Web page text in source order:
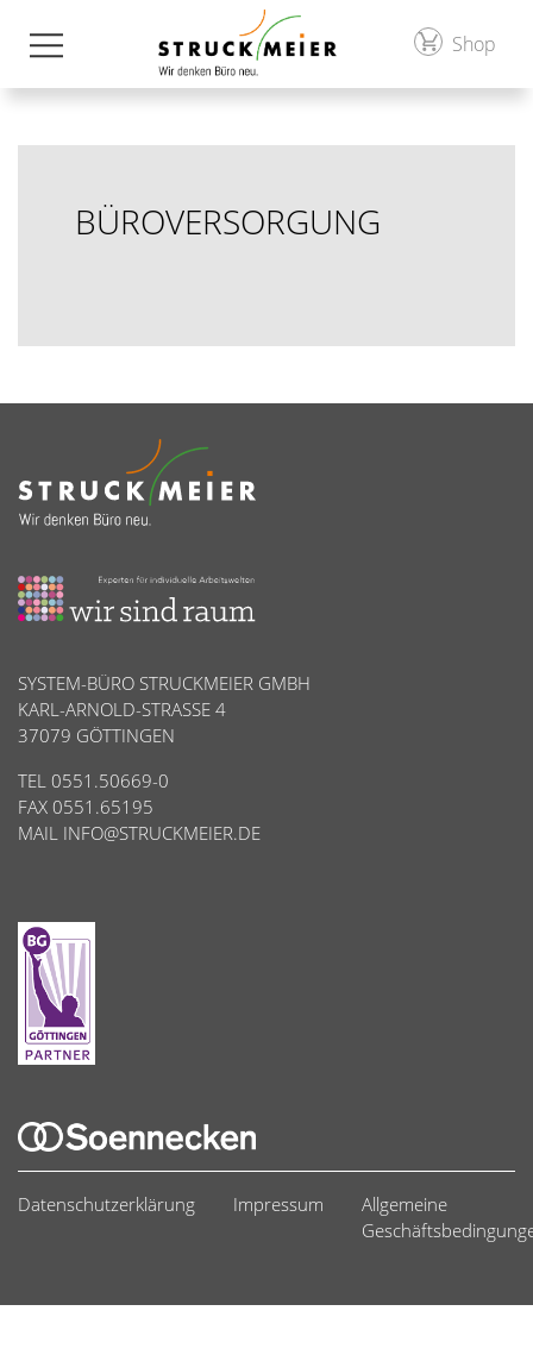
Shop
BÜROVERSORGUNG
SYSTEM-BÜRO STRUCKMEIER GMBH
KARL-ARNOLD-STRASSE 4
37079 GÖTTINGEN
TEL 0551.50669-0
FAX 0551.65195
MAIL INFO@STRUCKMEIER.DE
Datenschutzerklärung Impressum
Allgemeine